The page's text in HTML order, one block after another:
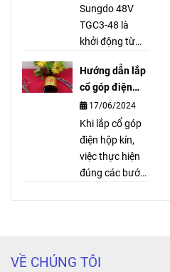
khi vận hành
hoặc mất điện.
Sungdo 48V
TGC3-48 là
khởi động từ
cho palang
Hàn Quốc. Khởi
động từ
Sungdo 48V có
ký hiệu: TGC3-
48. AC
SUNGDO
Sản xuất: Hàn
Hướng dẫn lắp
cổ góp điện
hộp kín đúng
nhất
17/06/2024
Khi lắp cổ góp
điện hộp kín,
việc thực hiện
đúng các bước
thống điện của
VỀ CHÚNG TÔI